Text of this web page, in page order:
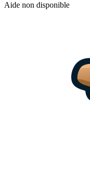
Aide non disponible